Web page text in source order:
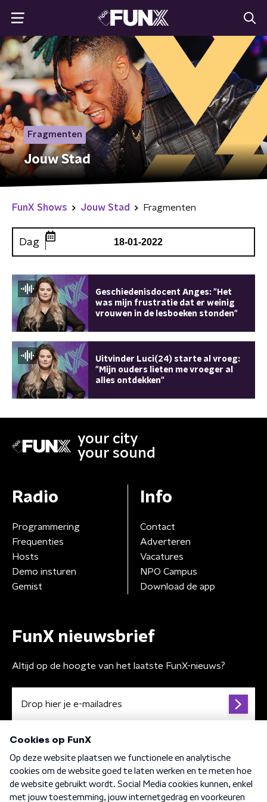
Fragmenten
Jouw Stad
FunX Shows Jouw Stad Fragmenten
Dag 18-01-2022
Geschiedenisdocent Anges: "Het
was mijn frustratie dat er weinig
vrouwen in de lesboeken stonden"
Uitvinder Luci(24) starte al vroeg:
"Mijn ouders lieten me vroeger al
alles ontdekken"
your city
your sound
Radio
Programmering
Frequenties
Hosts
Demo insturen
Gemist
Info
Contact
Adverteren
Vacatures
NPO Campus
Download de app
FunX nieuwsbrief
Altijd op de hoogte van het laatste FunX-nieuws?
Algemene voorwaarden Privacybeleid